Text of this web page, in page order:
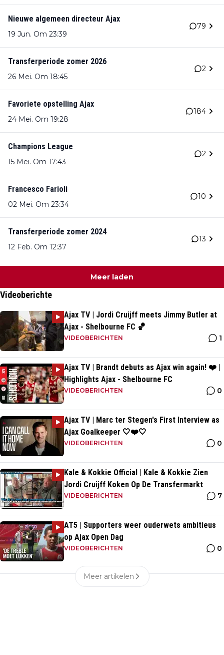
Nieuwe algemeen directeur Ajax
19 Jun. Om 23:39
79
Transferperiode zomer 2026
26 Mei. Om 18:45
2
Favoriete opstelling Ajax
24 Mei. Om 19:28
184
Champions League
15 Mei. Om 17:43
2
Francesco Farioli
02 Mei. Om 23:34
10
Transferperiode zomer 2024
12 Feb. Om 12:37
13
Meer laden
Videoberichte
Ajax TV | Jordi Cruijff meets Jimmy Butler at
Ajax - Shelbourne FC 🏀
VIDEOBERICHTEN 1
Ajax TV | Brandt debuts as Ajax win again! ❤️ |
Highlights Ajax - Shelbourne FC
VIDEOBERICHTEN 0
Ajax TV | Marc ter Stegen's First Interview as
Ajax Goalkeeper 🤍❤️🤍
VIDEOBERICHTEN 0
Kale & Kokkie Official | Kale & Kokkie Zien
Jordi Cruijff Koken Op De Transfermarkt
VIDEOBERICHTEN 7
AT5 | Supporters weer ouderwets ambitieus
op Ajax Open Dag
VIDEOBERICHTEN 0
Meer artikelen